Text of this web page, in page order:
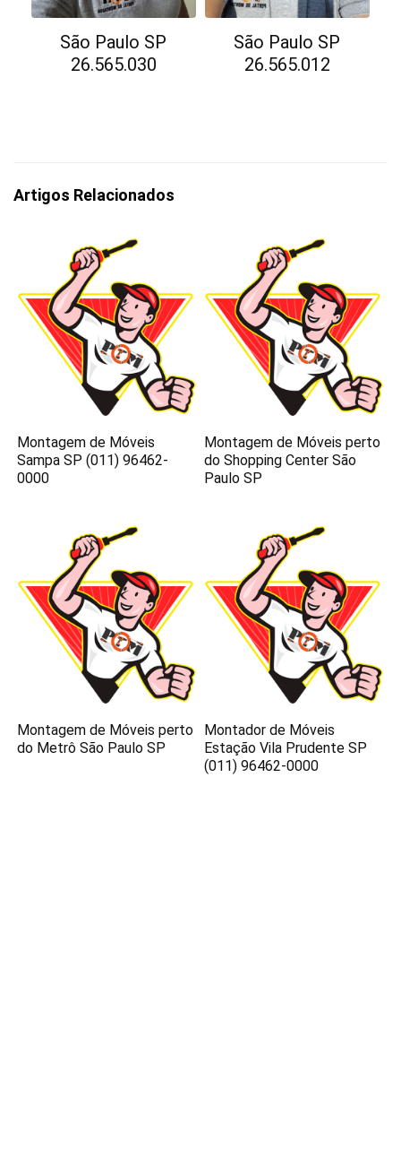
São Paulo SP
26.565.030
São Paulo SP
26.565.012
Artigos Relacionados
Montagem de Móveis
Sampa SP (011) 96462-
0000
Montagem de Móveis perto
do Shopping Center São
Paulo SP
Montagem de Móveis perto
do Metrô São Paulo SP
Montador de Móveis
Estação Vila Prudente SP
(011) 96462-0000